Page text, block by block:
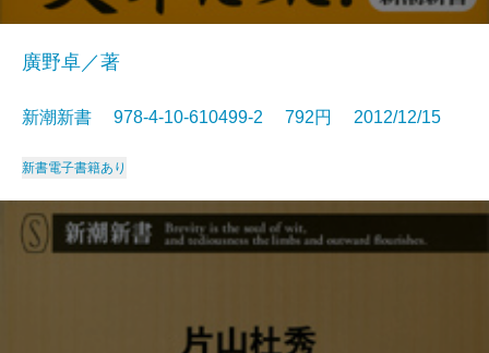
廣野卓／著
新潮新書 978-4-10-610499-2 792円 2012/12/15
新書電子書籍あり